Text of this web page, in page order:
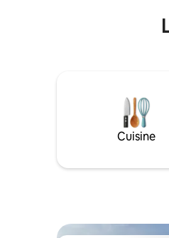
terrasse flottante
vous détendre sur
seulement quelques
imprenable sur
pourrez également
sentiment général de
Cuisine